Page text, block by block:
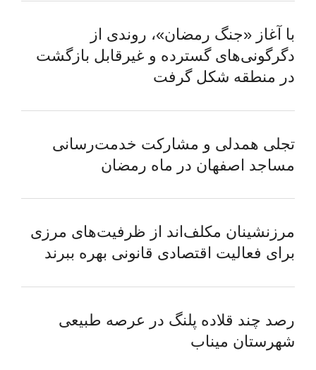
با آغاز «جنگ رمضان»، روندی از
دگرگونی‌های گسترده و غیرقابل بازگشت
در منطقه شکل گرفت
تجلی همدلی و مشارکت خدمت‌رسانی
مساجد اصفهان در ماه رمضان
مرزنشینان مکلف‌اند از ظرفیت‌های مرزی
برای فعالیت اقتصادی قانونی بهره ببرند
رصد چند قلاده پلنگ در عرصه طبیعی
شهرستان میناب